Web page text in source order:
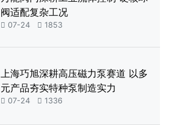
阀适配复杂工况
 07-24  1853
上海巧旭深耕高压磁力泵赛道 以多
元产品夯实特种泵制造实力
 07-24  1336